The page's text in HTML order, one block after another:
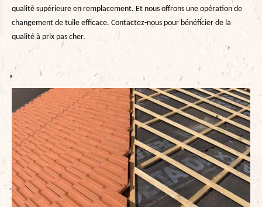
qualité supérieure en remplacement. Et nous offrons une opération de
changement de tuile efficace. Contactez-nous pour bénéficier de la
qualité à prix pas cher.